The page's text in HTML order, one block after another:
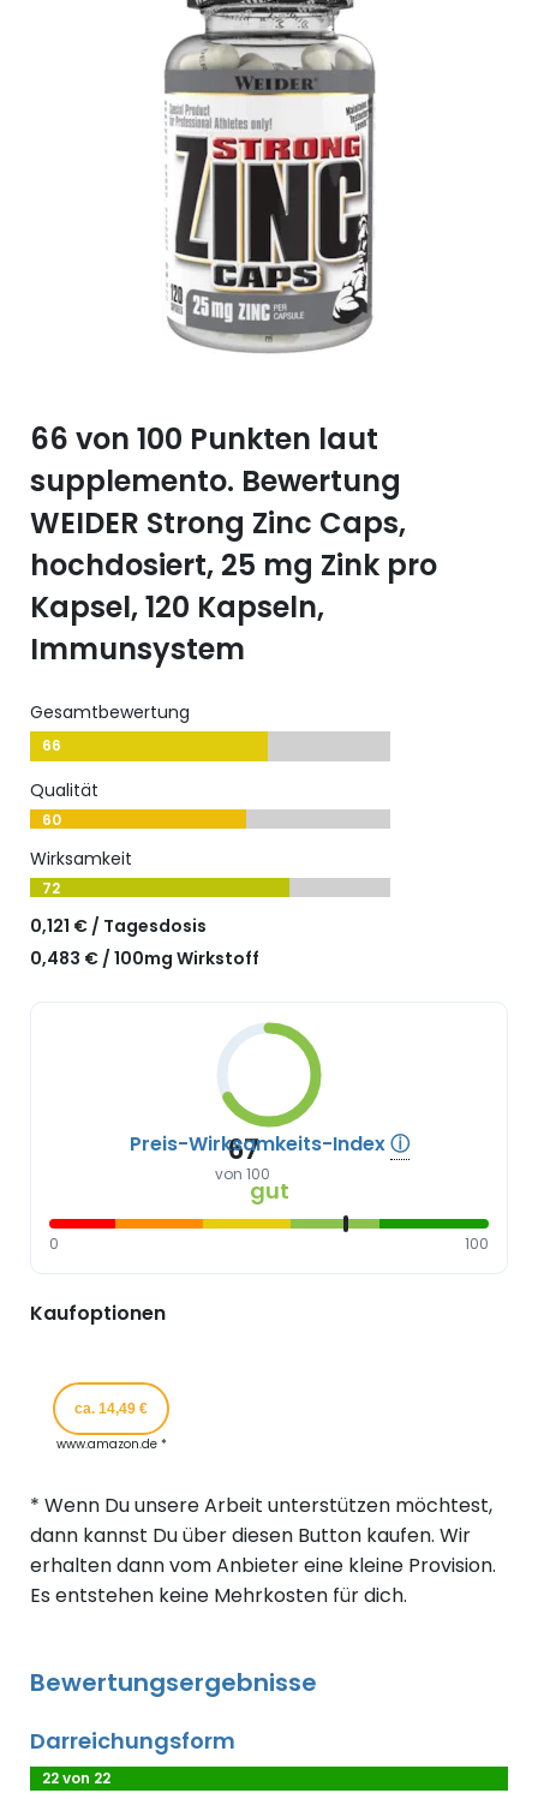
Selen (Se)
Silicium (Si)
Zink (Zn)
Vitamin B12
Vitamin C
Vitamin D
Vitamin E
Vitamin K
Vitamin Q (Q10)
66 von 100 Punkten laut
supplemento. Bewertung
WEIDER Strong Zinc Caps,
hochdosiert, 25 mg Zink pro
Kapsel, 120 Kapseln,
Immunsystem
Gesamtbewertung
66
Qualität
60
Wirksamkeit
72
0,121 € / Tagesdosis
0,483 € / 100mg Wirkstoff
67
von 100
Preis-Wirksamkeits-Indexⓘ
gut
0 100
Kaufoptionen
ca. 14,49 €
www.amazon.de *
* Wenn Du unsere Arbeit unterstützen möchtest,
dann kannst Du über diesen Button kaufen. Wir
erhalten dann vom Anbieter eine kleine Provision.
Es entstehen keine Mehrkosten für dich.
Bewertungsergebnisse
Darreichungsform
22 von 22